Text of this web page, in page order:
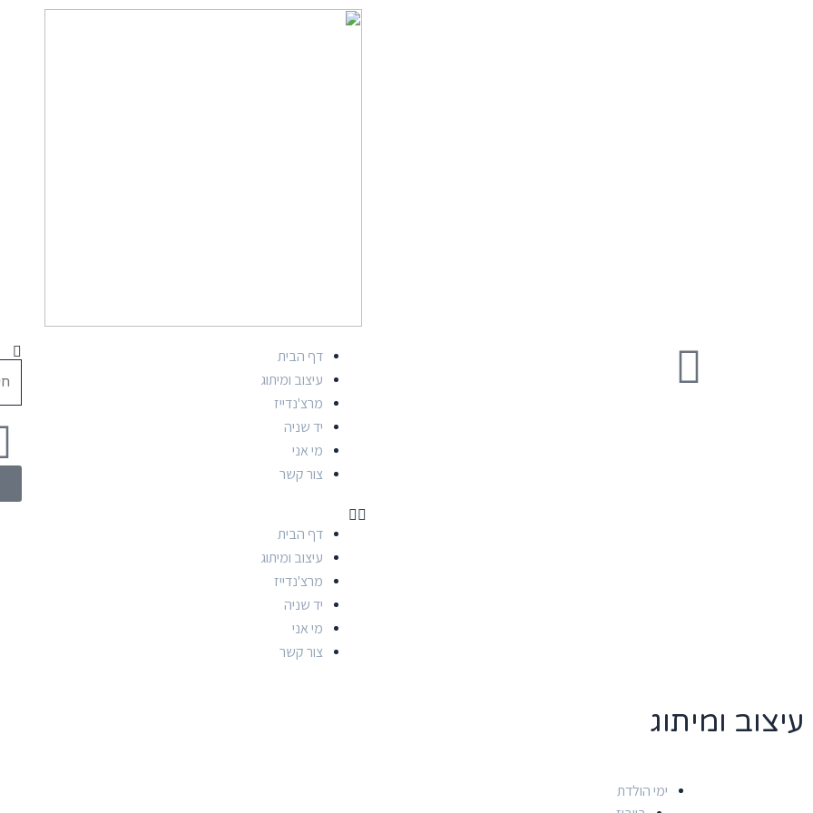
דף הבית
עיצוב ומיתוג
מרצ'נדייז
יד שניה
מי אני
צור קשר
דף הבית
עיצוב ומיתוג
מרצ'נדייז
יד שניה
מי אני
צור קשר
עיצוב ומיתוג
ימי הולדת